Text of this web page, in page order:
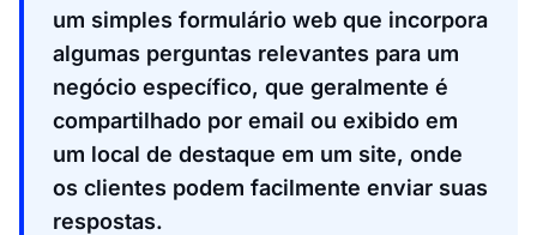
um simples formulário web que incorpora
algumas perguntas relevantes para um
negócio específico, que geralmente é
compartilhado por email ou exibido em
um local de destaque em um site, onde
os clientes podem facilmente enviar suas
respostas.